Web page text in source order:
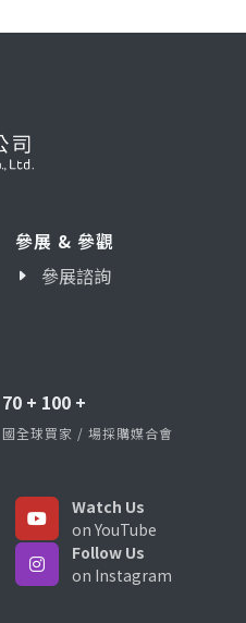
參展 & 參觀
參展諮詢
70 + 100 +
國全球買家 / 場採購媒合會
Watch Us
on YouTube
Follow Us
on Instagram